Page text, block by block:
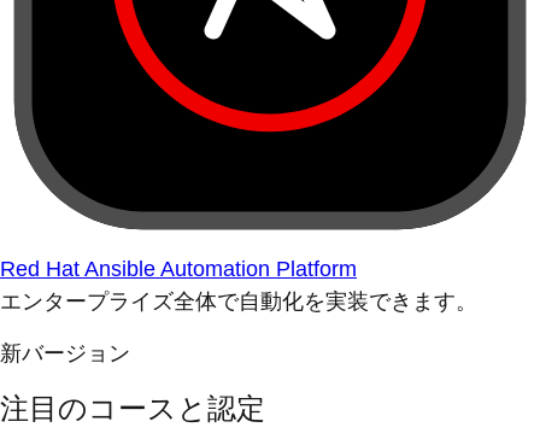
Red Hat Ansible Automation Platform
エンタープライズ全体で自動化を実装できます。
新バージョン
注目のコースと認定